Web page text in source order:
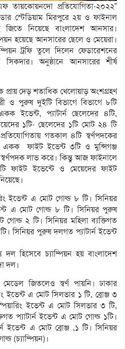
তায়কোয়নদো প্রতিযোগিতা-২০২২”
স্টেডিয়াম মিরপুরে ২য় ও ফাইনাল
নিয়েছে বাংলাদেশ আনসার।
হয়েছে আনসারের ছেলে ও মেয়েরা।
ট্রফি তুলে দিলেন ফেডারেশনের
সিকদার। অনুষ্ঠানে আনসারের শীর্ষ
প্রায় দেড় শতাধিক খেলোয়াড় অংশগ্রহণ
ও পুরুষ দুইটি বিভাগে বিভাগে ৮টি
ইভেন্ট, প্যাটার্ন ছেলেদের ৪টি,
১টি- ছেলেদের ১টি মোট ২৪ টি
গতকাল ৪টি স্বর্ণপদকের
একক ফাইট ইভেন্ট ৩টি ও মুন্সিগঞ্জ
স্বর্ণপদক লাভ করে। কিন্তু আজ ফাইনালে
ফাইট ইভেন্টে ও মেয়েদের ফাইট
ইভেন্ট এ মোট গোল্ড ৮ টি। সিনিয়র
এ মোট গোল্ড ৮ টি। সিনিয়র পুরুষ
গোল্ড ২ টি। সিনিয়র মহিলা ব্যক্তিগত
সিনিয়র পুরুষ দলগত প্যাটার্ন ইভেন্ট
দল হিসেবে চ্যাম্পিয়ন হয় বাংলাদেশ
দল।
জিতলেও স্বর্ণ পায়নি। ঢাকার
ইভেন্ট এ মোট সিলভার ১ টি, ব্রোঞ্জ ৩
ইভেন্ট এ মোট সিলভার ৩ টি,
প্যাটার্ন ইভেন্ট এ মোট গোল্ড ১টি।
ইভেন্ট এ মোট ব্রোঞ্জ ,১ টি। সিনিয়র
(চ্যাম্পিয়ন)।